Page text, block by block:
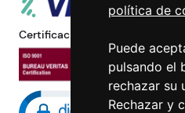
política de
Puede
pulsando el
rechazar su
Rechazar y
Certificaciones